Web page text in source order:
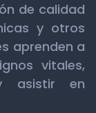
de calidad
y otros
aprenden a
vitales,
asistir en